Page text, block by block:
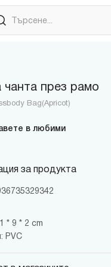
чанта през рамо
Bag(Apricot)
в любими
за продукта
* 9 * 2 cm
PVC